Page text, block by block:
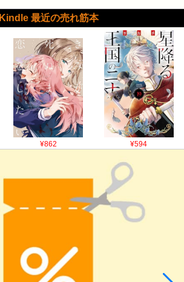
Kindle 最近の売れ筋本
¥862 ¥594